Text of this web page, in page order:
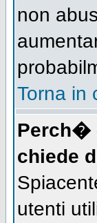
non
Torna in
Perch�
chiede
utenti